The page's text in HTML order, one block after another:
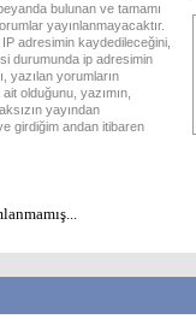
bulunan ve tamamı
yayınlanmayacaktır.
IP adresimin kaydedileceğini,
durumunda ip adresimin
yazılan yorumların
olduğunu, yazımın,
yayından
girdiğim andan itibaren